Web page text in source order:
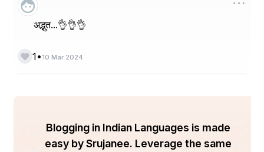
और समझे गणित,रसायन भी ..
वो मोह अगर ठुकरा दे तो,
सारा जीवन "वैरागी" हैं ..
अद्भुत...👌👌👌
1• 10 Mar 2024
Blogging in Indian Languages is made
easy by Srujanee. Leverage the same